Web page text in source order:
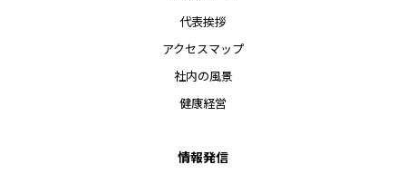
代表挨拶
アクセスマップ
社内の風景
健康経営
情報発信